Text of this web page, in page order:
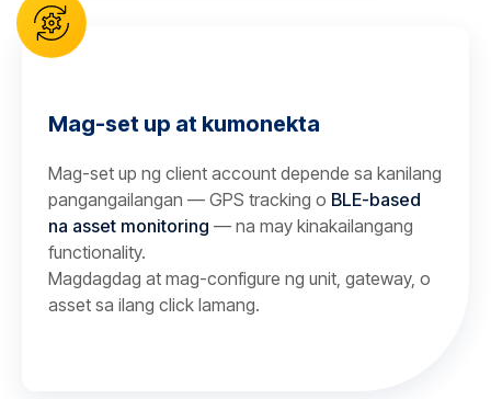
Mag-set up at kumonekta
Mag-set up ng client account depende sa kanilang
pangangailangan — GPS tracking o BLE-based
na asset monitoring — na may kinakailangang
functionality.
Magdagdag at mag-configure ng unit, gateway, o
asset sa ilang click lamang.